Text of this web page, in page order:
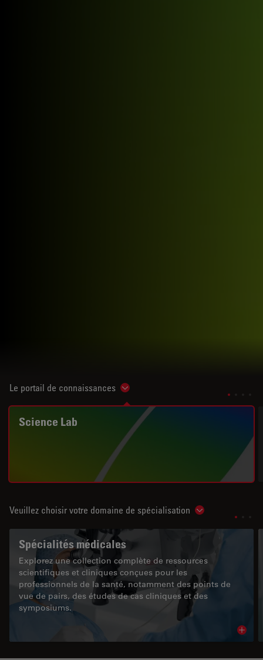
Le portail de connaissances Show subnavigation
Science Lab
Veuillez choisir votre domaine de spécialisation Show
Spécialités médicales
Explorez une collection complète de ressources
scientifiques et cliniques conçues pour les
professionnels de la santé, notamment des points de
vue de pairs, des études de cas cliniques et des
symposiums.